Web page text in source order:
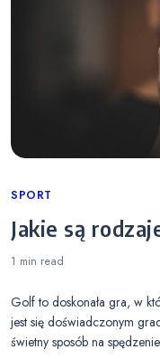
Categories
SPORT
Jakie są
1 min read
Golf to doskonała gra, w
jest się doświadczonym
świetny sposób na